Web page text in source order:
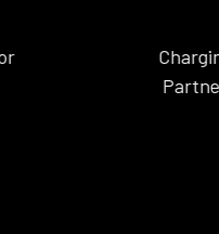
Charging
Partner